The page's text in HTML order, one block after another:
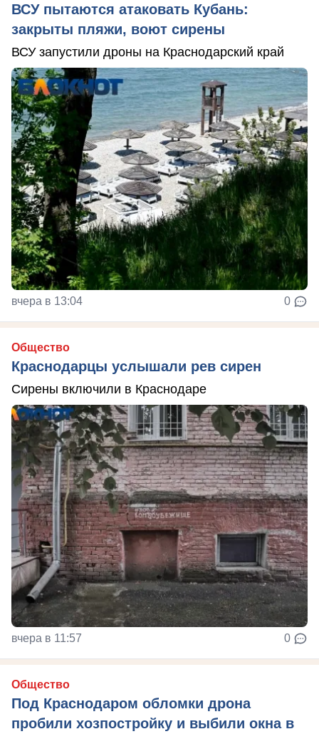
ВСУ пытаются атаковать Кубань:
закрыты пляжи, воют сирены
ВСУ запустили дроны на Краснодарский край
вчера в 13:04 0
Общество
Краснодарцы услышали рев сирен
Сирены включили в Краснодаре
вчера в 11:57 0
Общество
Под Краснодаром обломки дрона
пробили хозпостройку и выбили окна в